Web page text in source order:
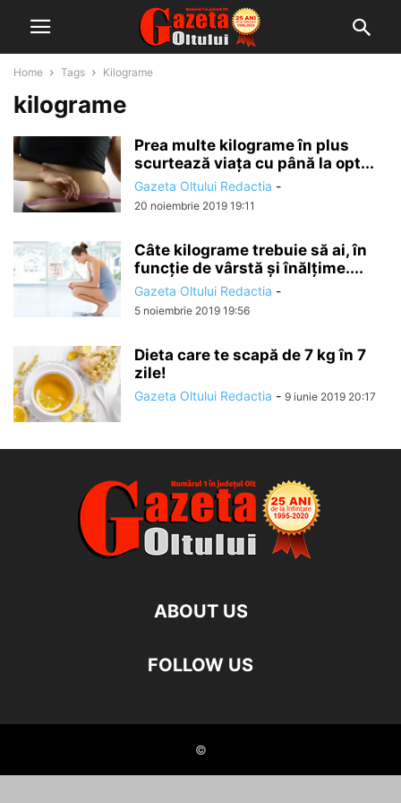
Home Tags Kilograme
kilograme
Prea multe kilograme în plus
scurtează viața cu până la opt...
Gazeta Oltului Redactia -
20 noiembrie 2019 19:11
Câte kilograme trebuie să ai, în
funcție de vârstă și înălțime....
Gazeta Oltului Redactia -
5 noiembrie 2019 19:56
Dieta care te scapă de 7 kg în 7
zile!
Gazeta Oltului Redactia - 9 iunie 2019 20:17
ABOUT US
FOLLOW US
©